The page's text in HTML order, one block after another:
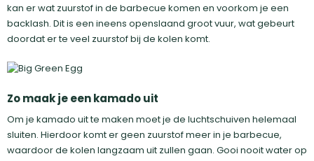
kan er wat zuurstof in de barbecue komen en voorkom je een
backlash. Dit is een ineens openslaand groot vuur, wat gebeurt
doordat er te veel zuurstof bij de kolen komt.
Zo maak je een kamado uit
Om je kamado uit te maken moet je de luchtschuiven helemaal
sluiten. Hierdoor komt er geen zuurstof meer in je barbecue,
waardoor de kolen langzaam uit zullen gaan. Gooi nooit water op